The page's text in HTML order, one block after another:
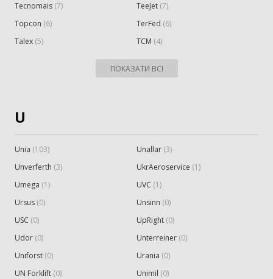
Tecnomais (7) TeeJet (7)
Topcon (6) TerFed (6)
Talex (5) TCM (4)
ПОКАЗАТИ ВСІ
U
Unia (103) Unallar (3)
Unverferth (3) UkrAeroservice (1)
Umega (1) UVC (1)
Ursus (0) Unsinn (0)
USC (0) UpRight (0)
Udor (0) Unterreiner (0)
Uniforst (0) Urania (0)
UN Forklift (0) Unimil (0)